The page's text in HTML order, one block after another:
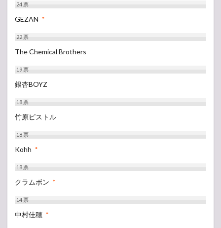
24票
GEZAN *
22票
The Chemical Brothers
19票
銀杏BOYZ
18票
竹原ピストル
18票
Kohh *
18票
クラムボン *
14票
中村佳穂 *